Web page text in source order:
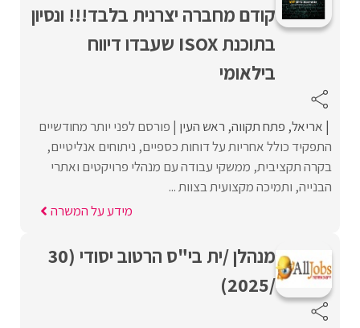
קודם מחברה יצרנית בלבד!!! ונסיון
בתוכנת ISOX שעבדו דיווח
בילאומי
אריאל פתח תקווה ראש העין פורסם לפני יותר מחודשיים
התפקיד כולל אחריות על דוחות כספיים, ניתוחים אנליטיים,
בקרה תקציבית, ממשקי עבודה עם מנהלי פרויקטים ואתרי
הבנייה, ותמיכה מקצועית בצוות ...
מידע על המשרה
מנהלן /ית בי"ס הרטוב יסודי (30
/2025)